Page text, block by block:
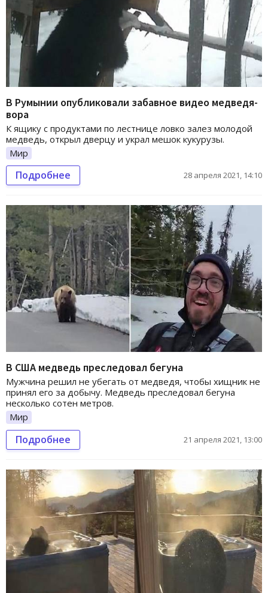
В Румынии опубликовали забавное видео медведя-
вора
К ящику с продуктами по лестнице ловко залез молодой
медведь, открыл дверцу и украл мешок кукурузы.
Мир
Подробнее 28 апреля 2021, 14:10
В США медведь преследовал бегуна
Мужчина решил не убегать от медведя, чтобы хищник не
принял его за добычу. Медведь преследовал бегуна
несколько сотен метров.
Мир
Подробнее 21 апреля 2021, 13:00